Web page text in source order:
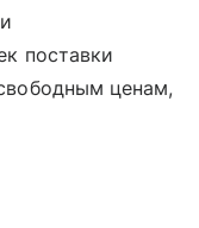
поставки
ценам,